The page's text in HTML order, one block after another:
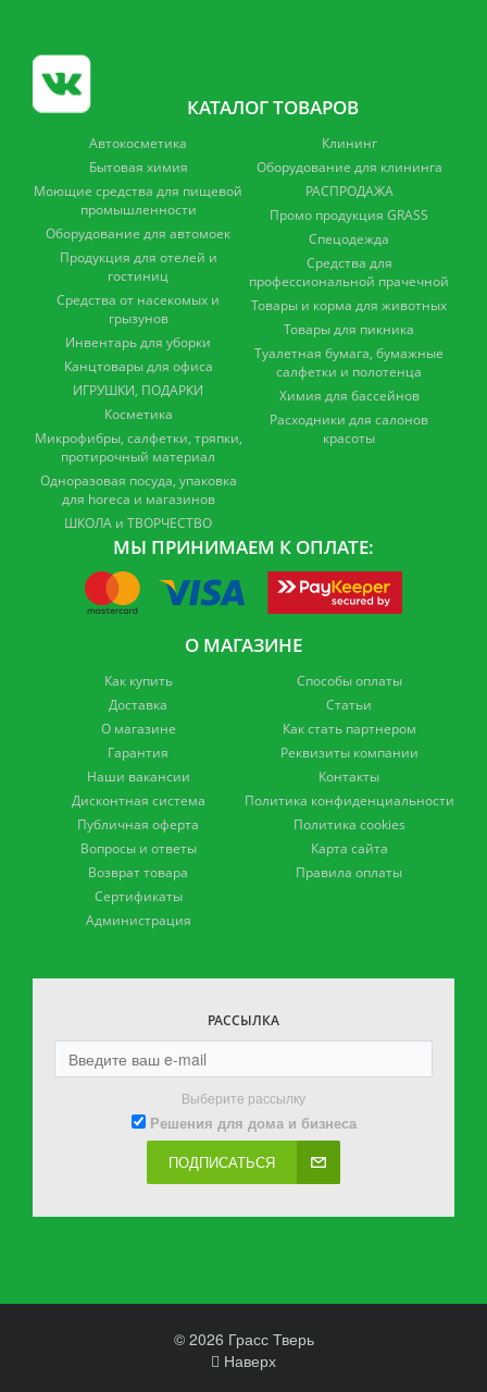
КАТАЛОГ ТОВАРОВ
Автокосметика
Бытовая химия
Моющие средства для пищевой
промышленности
Оборудование для автомоек
Продукция для отелей и
гостиниц
Средства от насекомых и
грызунов
Инвентарь для уборки
Канцтовары для офиса
ИГРУШКИ, ПОДАРКИ
Косметика
Микрофибры, салфетки, тряпки,
протирочный материал
Одноразовая посуда, упаковка
для horeca и магазинов
ШКОЛА и ТВОРЧЕСТВО
Клининг
Оборудование для клининга
РАСПРОДАЖА
Промо продукция GRASS
Спецодежда
Средства для
профессиональной прачечной
Товары и корма для животных
Товары для пикника
Туалетная бумага, бумажные
салфетки и полотенца
Химия для бассейнов
Расходники для салонов
красоты
МЫ ПРИНИМАЕМ К ОПЛАТЕ:
О МАГАЗИНЕ
Как купить
Доставка
О магазине
Гарантия
Наши вакансии
Дисконтная система
Публичная оферта
Вопросы и ответы
Возврат товара
Сертификаты
Администрация
Способы оплаты
Статьи
Как стать партнером
Реквизиты компании
Контакты
Политика конфиденциальности
Политика cookies
Карта сайта
Правила оплаты
РАССЫЛКА
Выберите рассылку
Решения для дома и бизнеса
ПОДПИСАТЬСЯ
© 2026 Грасс Тверь
Наверх